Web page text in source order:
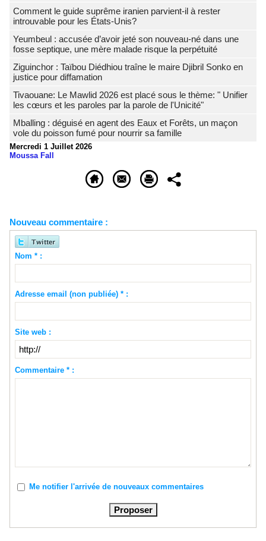
Comment le guide suprême iranien parvient-il à rester
introuvable pour les États-Unis?
Yeumbeul : accusée d’avoir jeté son nouveau-né dans une
fosse septique, une mère malade risque la perpétuité
Ziguinchor : Taïbou Diédhiou traîne le maire Djibril Sonko en
justice pour diffamation
Tivaouane: Le Mawlid 2026 est placé sous le thème: " Unifier
les cœurs et les paroles par la parole de l'Unicité"
Mballing : déguisé en agent des Eaux et Forêts, un maçon
vole du poisson fumé pour nourrir sa famille
Mercredi 1 Juillet 2026
Moussa Fall
Nouveau commentaire :
Nom * :
Adresse email (non publiée) * :
Site web :
Commentaire * :
Me notifier l'arrivée de nouveaux commentaires